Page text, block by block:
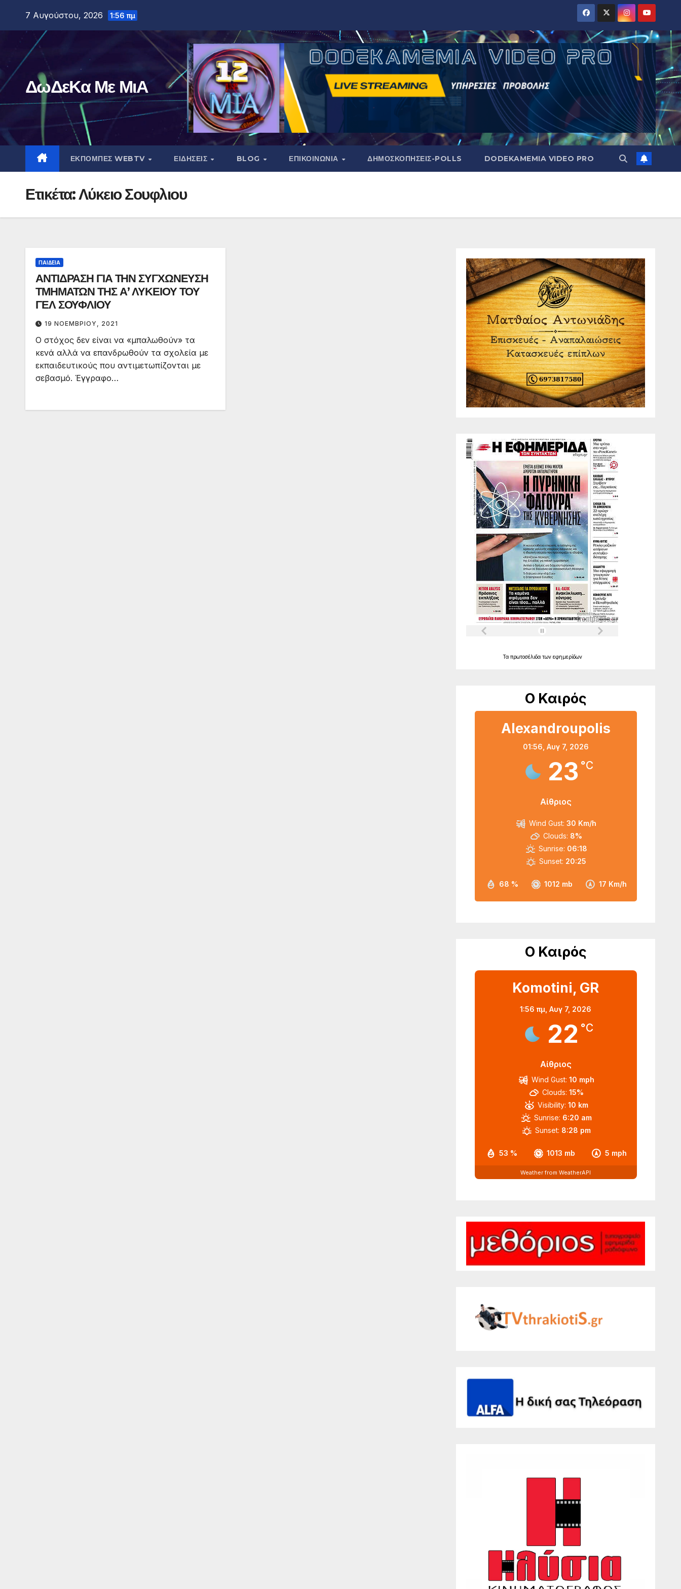
περιεχόμενο
7 Αυγούστου, 2026 1:56 πμ
ΔωΔεΚα Με ΜιΑ
ΕΚΠΟΜΠΕΣ WEBTV ΕΙΔΗΣΕΙΣ BLOG ΕΠΙΚΟΙΝΩΝΙΑ ΔΗΜΟΣΚΟΠΉΣΕΙΣ-POLLS DODEKAMEMIA VIDEO PRO
Ετικέτα:Λύκειο Σουφλιου
ΠΑΙΔΕΊΑ
ΑΝΤΙΔΡΑΣΗ ΓΙΑ ΤΗΝ ΣΥΓΧΩΝΕΥΣΗ
ΤΜΗΜΑΤΩΝ ΤΗΣ Α’ ΛΥΚΕΙΟΥ ΤΟΥ
ΓΕΛ ΣΟΥΦΛΙΟΥ
19 ΝΟΕΜΒΡΊΟΥ, 2021
Ο στόχος δεν είναι να «μπαλωθούν» τα
κενά αλλά να επανδρωθούν τα σχολεία με
εκπαιδευτικούς που αντιμετωπίζονται με
σεβασμό. Έγγραφο…
Τα πρωτοσέλιδα των εφημερίδων
Ο Καιρός
Alexandroupolis
01:56, Αυγ 7, 2026
23 °C
Αίθριος
68 % 1012 mb 17 Km/h
Wind Gust: 30 Km/h
Clouds: 8%
Sunrise: 06:18
Sunset: 20:25
Ο Καιρός
Komotini, GR
1:56 πμ,Αυγ 7, 2026
22 °C
Αίθριος
53 % 1013 mb 5 mph
Wind Gust: 10 mph
Clouds: 15%
Visibility: 10 km
Sunrise: 6:20 am
Sunset: 8:28 pm
Weather from WeatherAPI